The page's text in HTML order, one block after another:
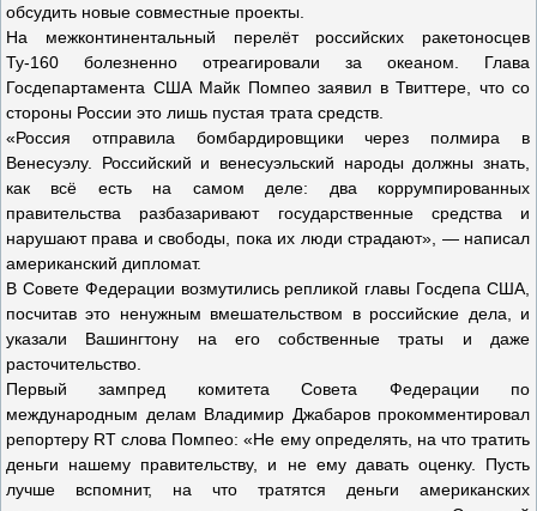
обсудить новые совместные проекты.
На межконтинентальный перелёт российских ракетоносцев
Ту-160 болезненно отреагировали за океаном. Глава
Госдепартамента США Майк Помпео заявил в Твиттере, что со
стороны России это лишь пустая трата средств.
«Россия отправила бомбардировщики через полмира в
Венесуэлу. Российский и венесуэльский народы должны знать,
как всё есть на самом деле: два коррумпированных
правительства разбазаривают государственные средства и
нарушают права и свободы, пока их люди страдают», — написал
американский дипломат.
В Совете Федерации возмутились репликой главы Госдепа США,
посчитав это ненужным вмешательством в российские дела, и
указали Вашингтону на его собственные траты и даже
расточительство.
Первый зампред комитета Совета Федерации по
международным делам Владимир Джабаров прокомментировал
репортеру RT слова Помпео: «Не ему определять, на что тратить
деньги нашему правительству, и не ему давать оценку. Пусть
лучше вспомнит, на что тратятся деньги американских